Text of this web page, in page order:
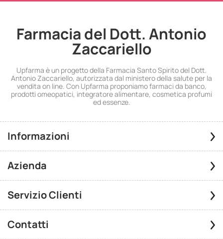
Farmacia del Dott. Antonio
Zaccariello
Upfarma è un progetto della Farmacia Santo Spirito del Dott.
Antonio Zaccariello, autorizzata dal ministero della salute per la
vendita on line. Con Upfarma proponiamo farmaci da banco,
prodotti omeopatici, integratore alimentare, cosmetica profumi
ed essenze.
Informazioni
Azienda
Servizio Clienti
Contatti